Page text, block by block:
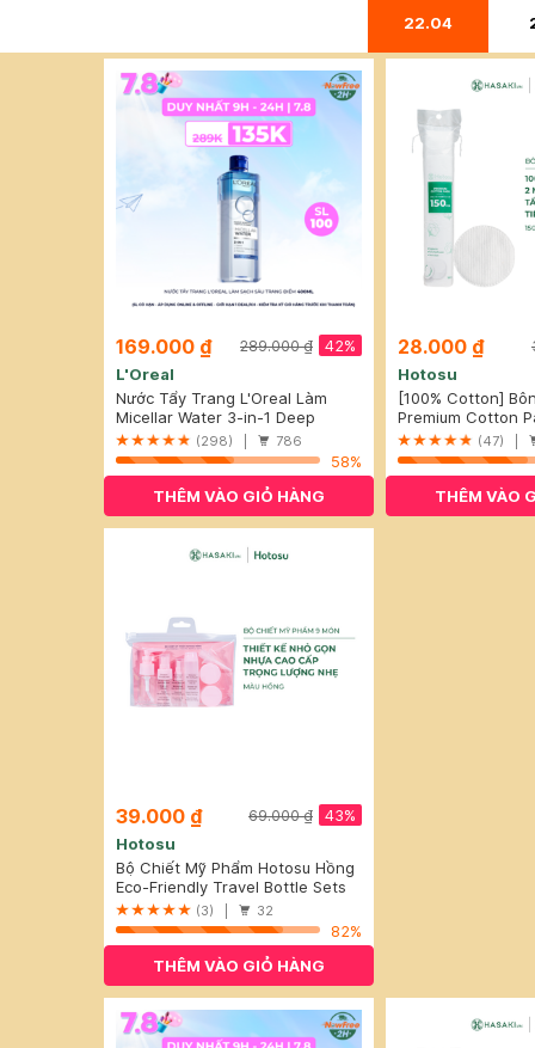
22.04
169.000 ₫ 42%
289.000 ₫
L'Oreal
Nước Tẩy Trang L'Oreal Làm
Sạch Sâu Trang Điểm 400ml
Micellar Water 3-in-1 Deep
Cleansing Even For Sensitive
Skin
(298) | 786
58%
THÊM VÀO GIỎ HÀNG
28.000 ₫
Hotosu
[100% Cotton]
Hotosu Cao Cấp
Premium Cotton
(47) |
THÊM VÀO
39.000 ₫ 43%
69.000 ₫
Hotosu
Bộ Chiết Mỹ Phẩm Hotosu Hồng
(9 Món)
Eco-Friendly Travel Bottle Sets
(3) | 32
82%
THÊM VÀO GIỎ HÀNG